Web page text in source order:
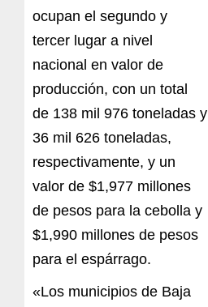
ocupan el segundo y
tercer lugar a nivel
nacional en valor de
producción, con un total
de 138 mil 976 toneladas y
36 mil 626 toneladas,
respectivamente, y un
valor de $1,977 millones
de pesos para la cebolla y
$1,990 millones de pesos
para el espárrago.
«Los municipios de Baja